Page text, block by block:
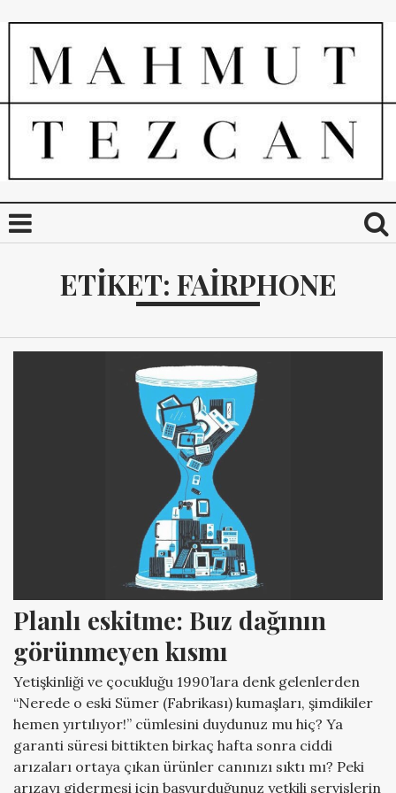
ETIKET: FAIRPHONE
Planlı eskitme: Buz dağının
görünmeyen kısmı
Yetişkinliği ve çocukluğu 1990’lara denk gelenlerden
“Nerede o eski Sümer (Fabrikası) kumaşları, şimdikiler
hemen yırtılıyor!” cümlesini duydunuz mu hiç? Ya
garanti süresi bittikten birkaç hafta sonra ciddi
arızaları ortaya çıkan ürünler canınızı sıktı mı? Peki
arızayı gidermesi için başvurduğunuz yetkili servislerin